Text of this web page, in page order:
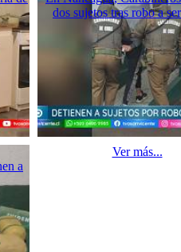
dos sujetos tras robo a
a
Ver más...